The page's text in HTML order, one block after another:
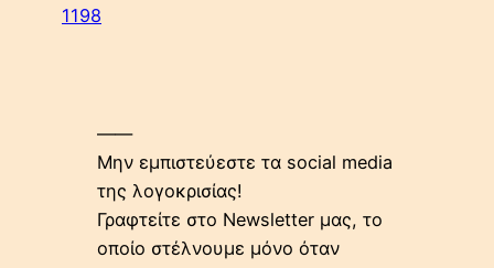
1198
——
Μην εμπιστεύεστε τα social media
της λογοκρισίας!
Γραφτείτε στο Newsletter μας, το
οποίο στέλνουμε μόνο όταν